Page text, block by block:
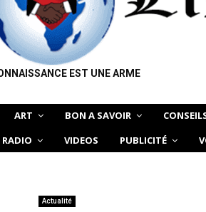
EST UNE ARME
ART BON A SAVOIR
RADIO VIDEOS PUBLICITÉ
Actualité